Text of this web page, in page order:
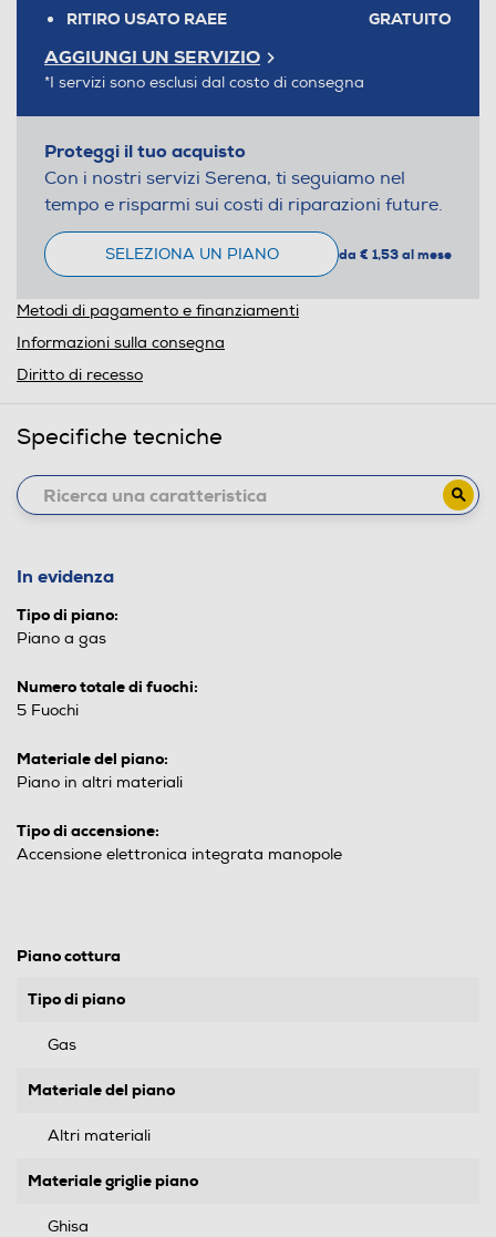
RITIRO USATO RAEE
GRATUITO
AGGIUNGI UN SERVIZIO
*I servizi sono esclusi dal costo di consegna
Proteggi il tuo acquisto
Con i nostri servizi Serena, ti seguiamo nel
tempo e risparmi sui costi di riparazioni future.
SELEZIONA UN PIANO da € 1,53 al mese
Metodi di pagamento e finanziamenti
Informazioni sulla consegna
Diritto di recesso
Specifiche tecniche
In evidenza
Tipo di piano:
Piano a gas
Numero totale di fuochi:
5 Fuochi
Materiale del piano:
Piano in altri materiali
Tipo di accensione:
Accensione elettronica integrata manopole
Piano cottura
Tipo di piano
Gas
Materiale del piano
Altri materiali
Materiale griglie piano
Ghisa